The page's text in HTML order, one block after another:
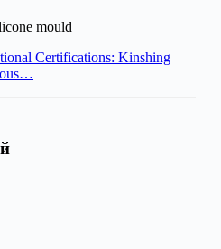
mould
Certifications: Kinshing